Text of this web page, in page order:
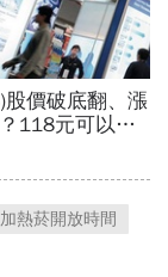
加熱菸開放時間